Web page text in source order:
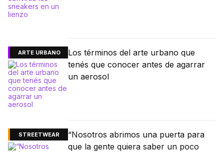
ARTE URBANO
Los términos del arte urbano que
tenés que conocer antes de agarrar
un aerosol
STREETWEAR
“Nosotros abrimos una puerta para
que la gente quiera saber un poco